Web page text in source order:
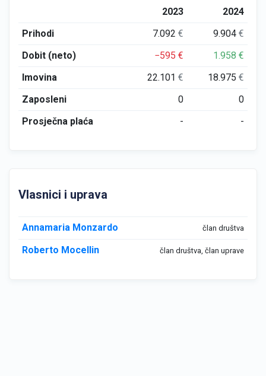
2023
2024
Prihodi
7.092€ 9.904€
Dobit (neto)
−595€ 1.958€
Imovina
22.101€ 18.975€
Zaposleni
0
0
Prosječna plaća
- -
Vlasnici i uprava
Annamaria Monzardo član društva
Roberto Mocellin član društva, član uprave